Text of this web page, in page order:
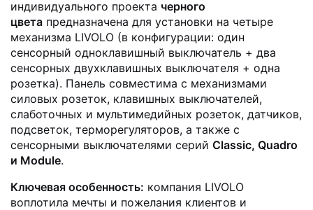
индивидуального проекта черного
цвета предназначена для установки на четыре
механизма LIVOLO (в конфигурации: один
сенсорный одноклавишный выключатель + два
сенсорных двухклавишных выключателя + одна
розетка). Панель совместима с механизмами
силовых розеток, клавишных выключателей,
слаботочных и мультимедийных розеток, датчиков,
подсветок, терморегуляторов, а также с
сенсорными выключателями серий Classic, Quadro
и Module.
Ключевая особенность: компания LIVOLO
воплотила мечты и пожелания клиентов и